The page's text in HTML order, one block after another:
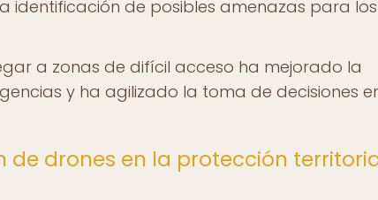
identificación de posibles amenazas para los
a zonas de difícil acceso ha mejorado la
y ha agilizado la toma de decisiones
de drones en la protección